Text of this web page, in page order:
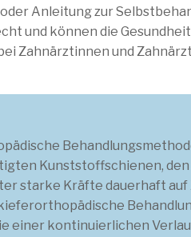
Anleitung zur
und können die
Zahnärztinnen und
Kunststoffschienen,
starke Kräfte dauerhaft auf
einer kontinuierlichen